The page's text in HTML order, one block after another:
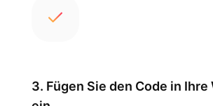
3. Fügen Sie den Code in Ihre